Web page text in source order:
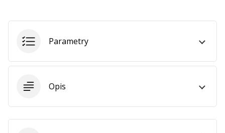
Zostań
Ambasadorem
marki
Weplayvolleyball
jesteś
siatkówki,
tak
Parametry
Opis